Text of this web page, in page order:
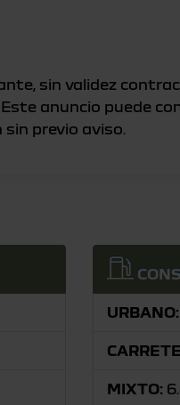
sin validez
anuncio puede
URBANO:
MIXTO: